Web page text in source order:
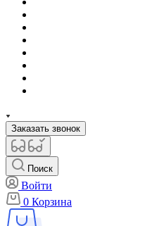
Заказать звонок
Поиск
Войти
0 Корзина